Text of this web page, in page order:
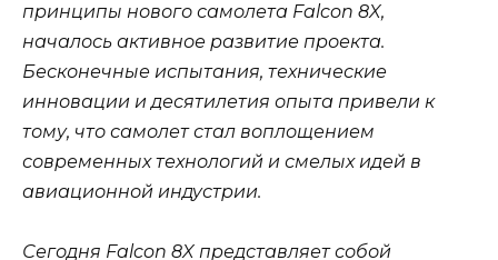
принципы нового самолета Falcon 8X,
началось активное развитие проекта.
Бесконечные испытания, технические
инновации и десятилетия опыта привели к
тому, что самолет стал воплощением
современных технологий и смелых идей в
авиационной индустрии.
Сегодня Falcon 8X представляет собой